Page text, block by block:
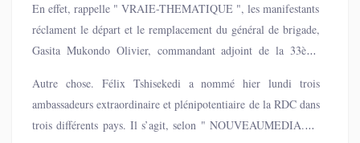
En effet, rappelle " VRAIE-THEMATIQUE ", les manifestants
réclament le départ et le remplacement du général de brigade,
Gasita Mukondo Olivier, commandant adjoint de la 33ème
renseignements, affecté à Uvira. Ce nouveau commandant des
opérations est soupçonné par la société civile et les Wazalendo"
d'être un agent double face au service du Rwanda et d'avoir
Autre chose. Félix Tshisekedi a nommé hier lundi trois
ambassadeurs extraordinaire et plénipotentiaire de la RDC dans
trois différents pays. Il s’agit, selon " NOUVEAUMEDIA.CD